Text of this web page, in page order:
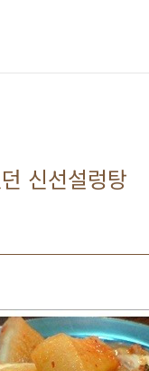
신선설렁탕